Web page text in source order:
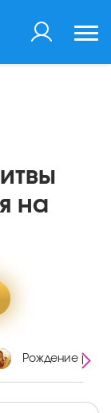
на
Рождение